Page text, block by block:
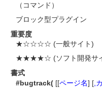
（コマンド）
ブロック型プラグイン
重要度
★☆☆☆☆ (一般サイト)
★★★★☆ (ソフト開発サ
書式
#bugtrack( [[ページ名] [ ,